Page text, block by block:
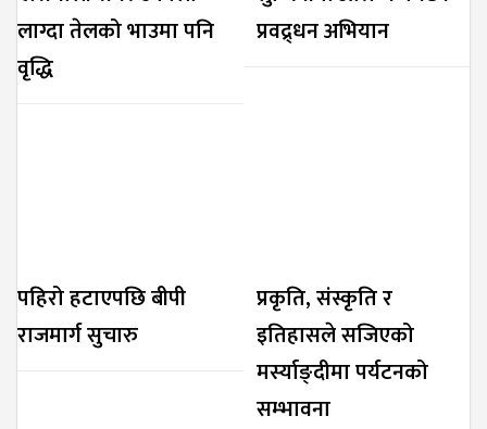
लाग्दा तेलको भाउमा पनि
वृद्धि
प्रवद्र्धन अभियान
पहिरो हटाएपछि बीपी
राजमार्ग सुचारु
प्रकृति, संस्कृति र
इतिहासले सजिएको
मर्स्याङ्दीमा पर्यटनको
सम्भावना